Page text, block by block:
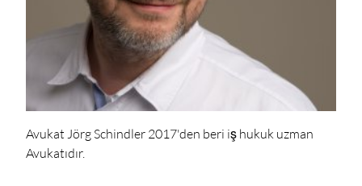
Avukat Jörg Schindler 2017'den beri iş hukuk uzman
Avukatıdır.